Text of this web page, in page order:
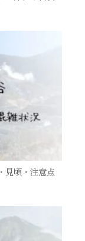
見頃・注意点